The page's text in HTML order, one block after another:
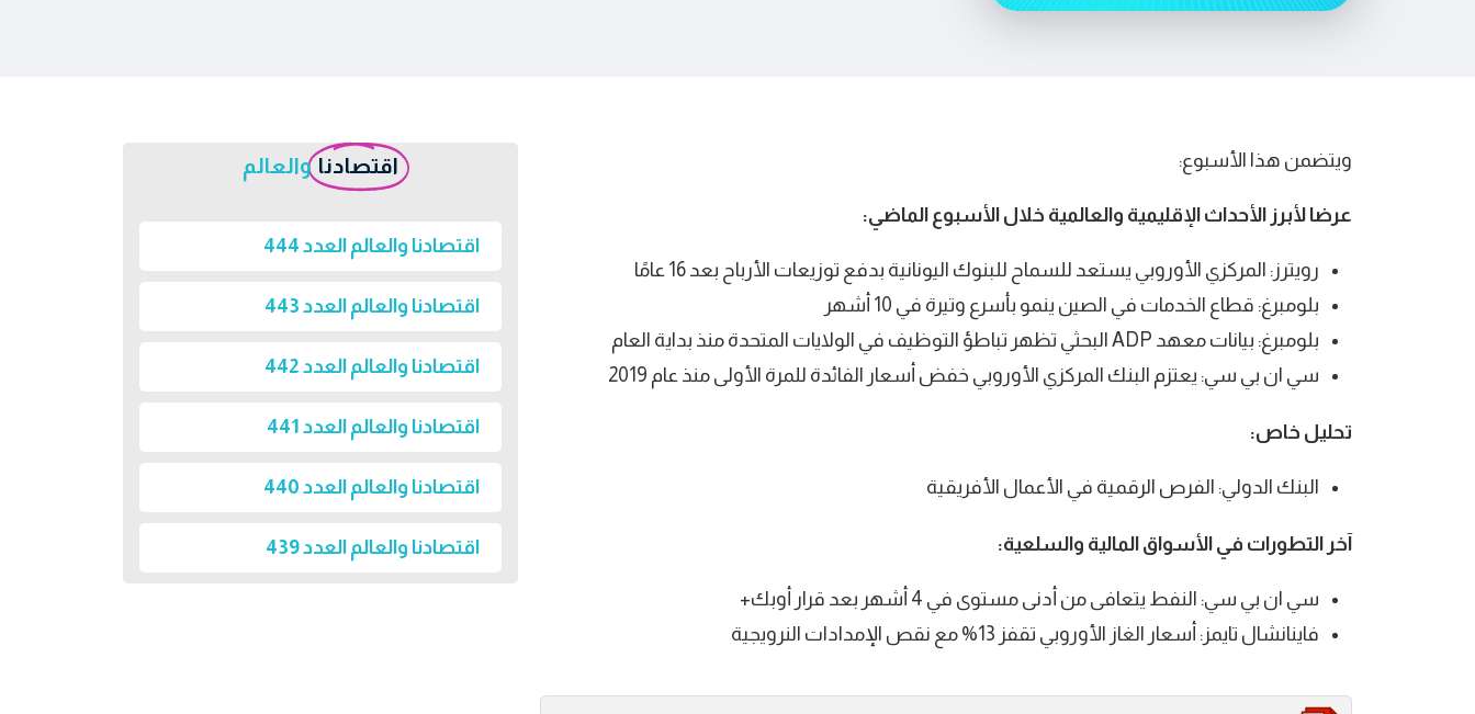
ويتضمن هذا الأسبوع:
عرضا لأبرز الأحداث الإقليمية والعالمية خلال الأسبوع الماضي:
رويترز: المركزي الأوروبي يستعد للسماح للبنوك اليونانية بدفع توزيعات الأرباح بعد 16 عامًا
بلومبرغ: قطاع الخدمات في الصين ينمو بأسرع وتيرة في 10 أشهر
بلومبرغ: بيانات معهد ADP البحثي تظهر تباطؤ التوظيف في الولايات المتحدة منذ بداية العام
سي ان بي سي: يعتزم البنك المركزي الأوروبي خفض أسعار الفائدة للمرة الأولى منذ عام 2019
تحليل خاص:
البنك الدولي: الفرص الرقمية في الأعمال الأفريقية
آخر التطورات في الأسواق المالية والسلعية:
سي ان بي سي: النفط يتعافى من أدنى مستوى في 4 أشهر بعد قرار أوبك+
فاينانشال تايمز: أسعار الغاز الأوروبي تقفز 13% مع نقص الإمدادات النرويجية
اقتصادنا والعالم
اقتصادنا والعالم العدد 444
اقتصادنا والعالم العدد 443
اقتصادنا والعالم العدد 442
اقتصادنا والعالم العدد 441
اقتصادنا والعالم العدد 440
اقتصادنا والعالم العدد 439